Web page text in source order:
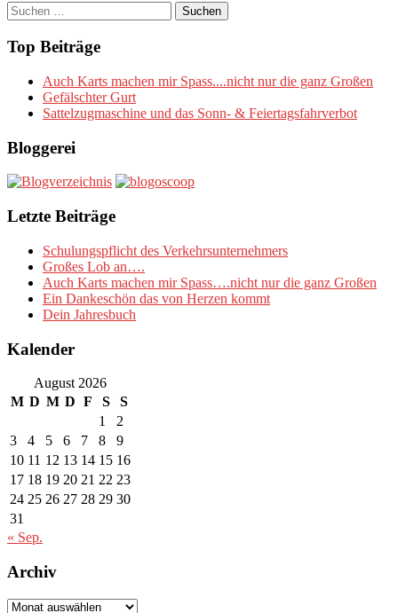
Suchen
nach:
Top Beiträge
Auch Karts machen mir Spass....nicht nur die ganz Großen
Gefälschter Gurt
Sattelzugmaschine und das Sonn- & Feiertagsfahrverbot
Bloggerei
Letzte Beiträge
Schulungspflicht des Verkehrsunternehmers
Großes Lob an….
Auch Karts machen mir Spass….nicht nur die ganz Großen
Ein Dankeschön das von Herzen kommt
Dein Jahresbuch
Kalender
August 2026
M D M D F S
S
1
2
3
4 5 6 7 8
9
10 11 12 13 14 15 16
17 18 19 20 21 22 23
24 25 26 27 28 29 30
31
« Sep.
Archiv
Archiv